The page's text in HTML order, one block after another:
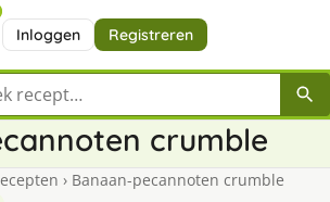
Inloggen Registreren
een recept
crumble
› Banaan-pecannoten crumble